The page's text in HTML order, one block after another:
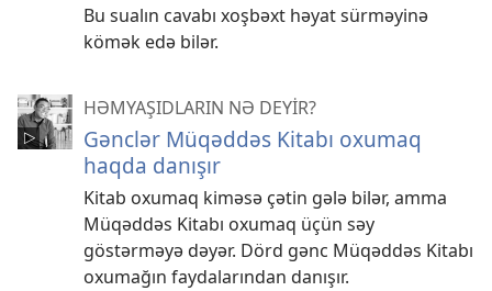
Bu sualın cavabı xoşbəxt həyat sürməyinə
kömək edə bilər.
HƏMYAŞIDLARIN NƏ DEYİR?
Gənclər Müqəddəs Kitabı oxumaq
haqda danışır
Kitab oxumaq kiməsə çətin gələ bilər, amma
Müqəddəs Kitabı oxumaq üçün səy
göstərməyə dəyər. Dörd gənc Müqəddəs Kitabı
oxumağın faydalarından danışır.